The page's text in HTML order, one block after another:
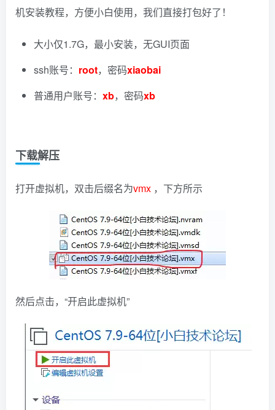
机安装教程，方便小白使用，我们直接打包好了！
大小仅1.7G，最小安装，无GUI页面
ssh账号： root，密码xiaobai
普通用户账号： xb，密码xb
下载解压
打开虚拟机，双击后缀名为vmx ，下方所示
然后点击，“开启此虚拟机”